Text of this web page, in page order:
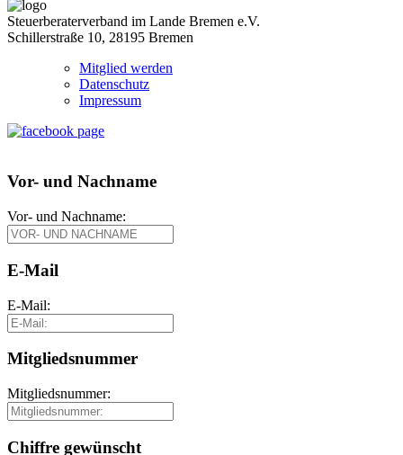
Steuerberaterverband im Lande Bremen e.V.
Schillerstraße 10, 28195 Bremen
Mitglied werden
Datenschutz
Impressum
Vor- und Nachname
Vor- und Nachname:
E-Mail
E-Mail:
Mitgliedsnummer
Mitgliedsnummer:
Chiffre gewünscht